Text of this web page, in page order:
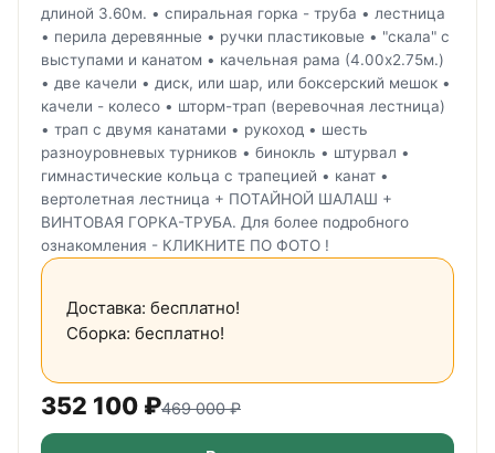
длиной 3.60м. • спиральная горка - труба • лестница
• перила деревянные • ручки пластиковые • "скала" с
выступами и канатом • качельная рама (4.00х2.75м.)
• две качели • диск, или шар, или боксерский мешок •
качели - колесо • шторм-трап (веревочная лестница)
• трап с двумя канатами • рукоход • шесть
разноуровневых турников • бинокль • штурвал •
гимнастические кольца с трапецией • канат •
вертолетная лестница + ПОТАЙНОЙ ШАЛАШ +
ВИНТОВАЯ ГОРКА-ТРУБА. Для более подробного
ознакомления - КЛИКНИТЕ ПО ФОТО !
Доставка: бесплатно!
Сборка: бесплатно!
352 100 ₽469 000₽